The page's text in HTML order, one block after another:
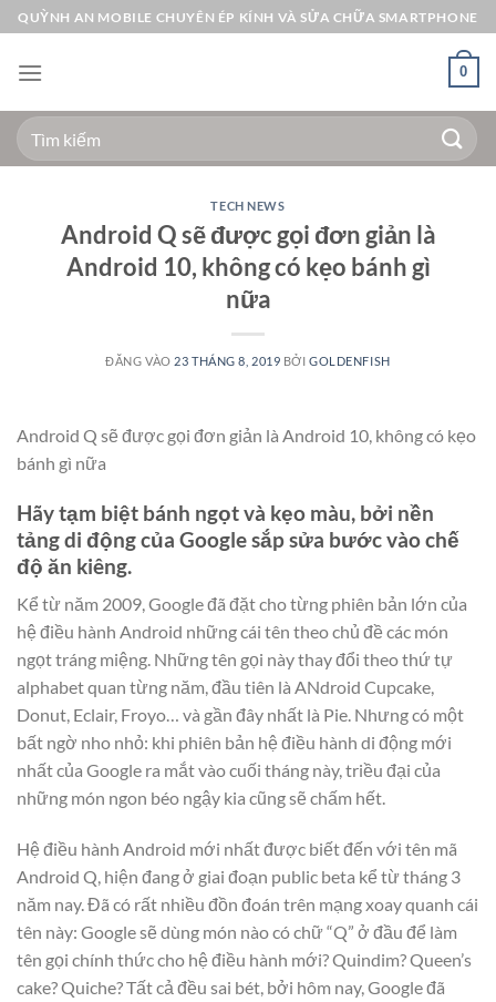
Bỏ
qua
nội
QUỲNH AN MOBILE CHUYÊN ÉP KÍNH VÀ SỬA CHỮA SMARTPHONE
0
Tìm
kiếm:
TECH NEWS
Android Q sẽ được gọi đơn giản là
Android 10, không có kẹo bánh gì
nữa
ĐĂNG VÀO 23 THÁNG 8, 2019 BỞIGOLDENFISH
Android Q sẽ được gọi đơn giản là Android 10, không có kẹo
bánh gì nữa
Hãy tạm biệt bánh ngọt và kẹo màu, bởi nền
tảng di động của Google sắp sửa bước vào chế
độ ăn kiêng.
Kể từ năm 2009, Google đã đặt cho từng phiên bản lớn của
hệ điều hành Android những cái tên theo chủ đề các món
ngọt tráng miệng. Những tên gọi này thay đổi theo thứ tự
alphabet quan từng năm, đầu tiên là ANdroid Cupcake,
Donut, Eclair, Froyo… và gần đây nhất là Pie. Nhưng có một
bất ngờ nho nhỏ: khi phiên bản hệ điều hành di động mới
nhất của Google ra mắt vào cuối tháng này, triều đại của
những món ngon béo ngậy kia cũng sẽ chấm hết.
Hệ điều hành Android mới nhất được biết đến với tên mã
Android Q, hiện đang ở giai đoạn public beta kể từ tháng 3
năm nay. Đã có rất nhiều đồn đoán trên mạng xoay quanh cái
tên này: Google sẽ dùng món nào có chữ “Q” ở đầu để làm
tên gọi chính thức cho hệ điều hành mới? Quindim? Queen’s
cake? Quiche? Tất cả đều sai bét, bởi hôm nay, Google đã